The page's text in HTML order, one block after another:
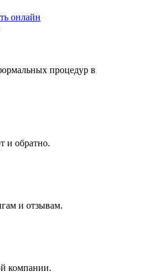
онлайн
процедур в
и обратно.
и отзывам.
компании.